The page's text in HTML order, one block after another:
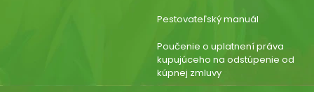
Pestovateľský manuál
Poučenie o uplatnení práva
kupujúceho na odstúpenie od
kúpnej zmluvy